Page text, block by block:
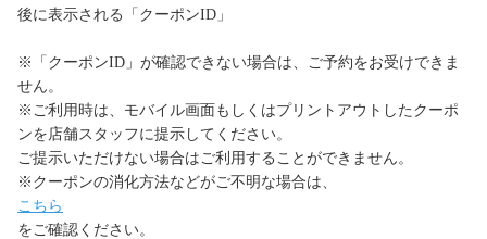
後に表示される「クーポンID」
※「クーポンID」が確認できない場合は、ご予約をお受けできま
せん。
※ご利用時は、モバイル画面もしくはプリントアウトしたクーポ
ンを店舗スタッフに提示してください。
ご提示いただけない場合はご利用することができません。
※クーポンの消化方法などがご不明な場合は、
こちら
をご確認ください。